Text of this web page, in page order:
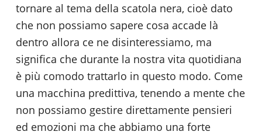
tornare al tema della scatola nera, cioè dato
che non possiamo sapere cosa accade là
dentro allora ce ne disinteressiamo, ma
significa che durante la nostra vita quotidiana
è più comodo trattarlo in questo modo. Come
una macchina predittiva, tenendo a mente che
non possiamo gestire direttamente pensieri
ed emozioni ma che abbiamo una forte